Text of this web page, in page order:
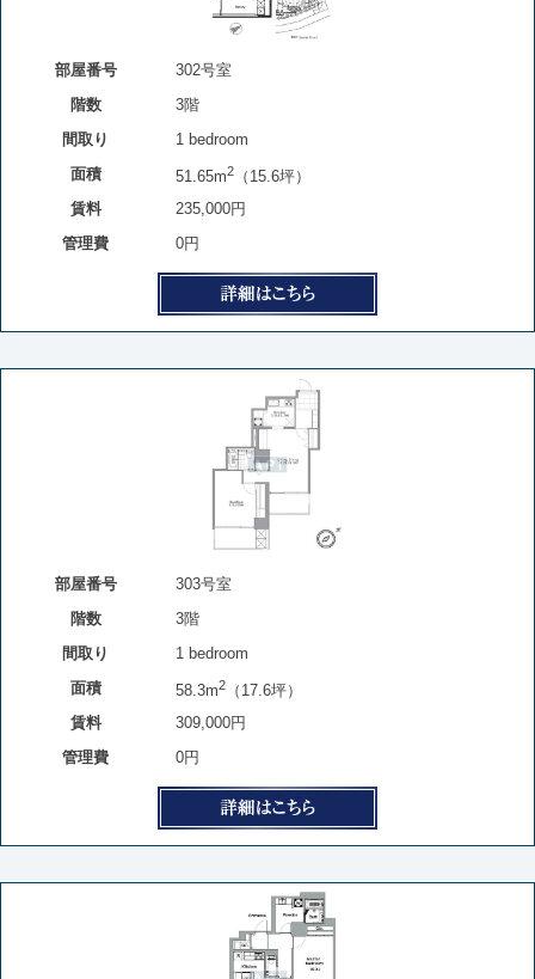
部屋番号
302号室
階数
3階
間取り
1 bedroom
面積
51.65m2
（15.6坪）
賃料
235,000円
管理費
0円
部屋番号
303号室
階数
3階
間取り
1 bedroom
面積
58.3m2
（17.6坪）
賃料
309,000円
管理費
0円